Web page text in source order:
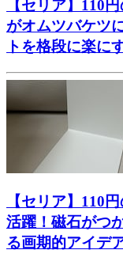
【セリア】110
がオムツバケツ
トを格段に楽に
【セリア】110
活躍！磁石がつ
る画期的アイデ